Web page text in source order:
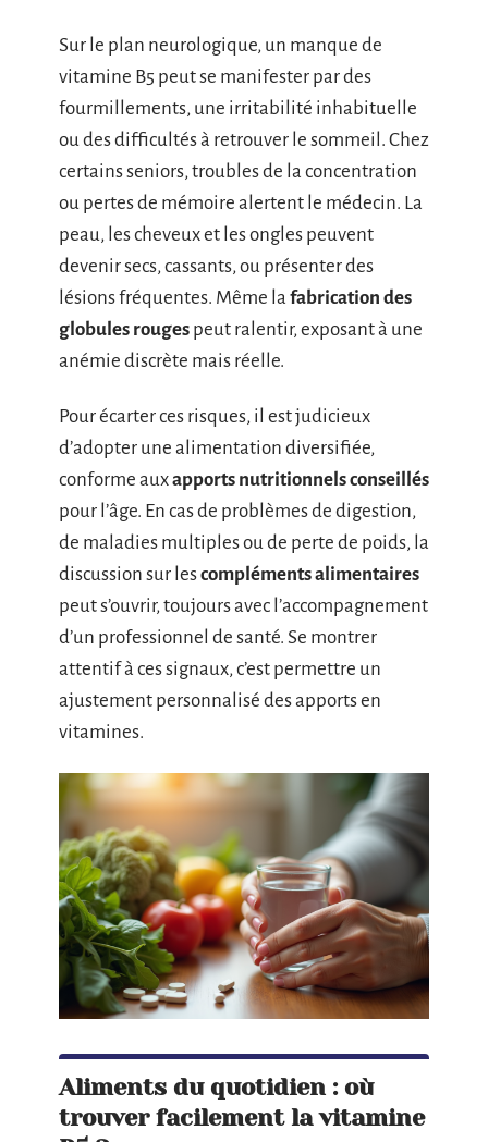
Sur le plan neurologique, un manque de
vitamine B5 peut se manifester par des
fourmillements, une irritabilité inhabituelle
ou des difficultés à retrouver le sommeil. Chez
certains seniors, troubles de la concentration
ou pertes de mémoire alertent le médecin. La
peau, les cheveux et les ongles peuvent
devenir secs, cassants, ou présenter des
lésions fréquentes. Même la fabrication des
globules rouges peut ralentir, exposant à une
anémie discrète mais réelle.
Pour écarter ces risques, il est judicieux
d’adopter une alimentation diversifiée,
conforme auxapports nutritionnels conseillés
pour l’âge. En cas de problèmes de digestion,
de maladies multiples ou de perte de poids, la
discussion sur lescompléments alimentaires
peut s’ouvrir, toujours avec l’accompagnement
d’un professionnel de santé. Se montrer
attentif à ces signaux, c’est permettre un
ajustement personnalisé des apports en
vitamines.
Aliments du quotidien : où
trouver facilement la vitamine